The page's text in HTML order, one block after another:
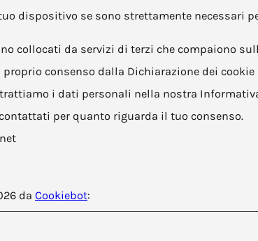
dispositivo se sono strettamente necessari
collocati da servizi di terzi che compaiono
consenso dalla Dichiarazione dei
i dati personali nella nostra
per quanto riguarda il tuo consenso.
da Cookiebot: